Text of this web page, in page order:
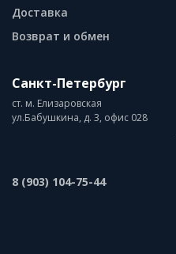
Доставка
Возврат и обмен
Санкт-Петербург
ст. м. Елизаровская
ул.Бабушкина, д. 3, офис 028
8 (903) 104-75-44